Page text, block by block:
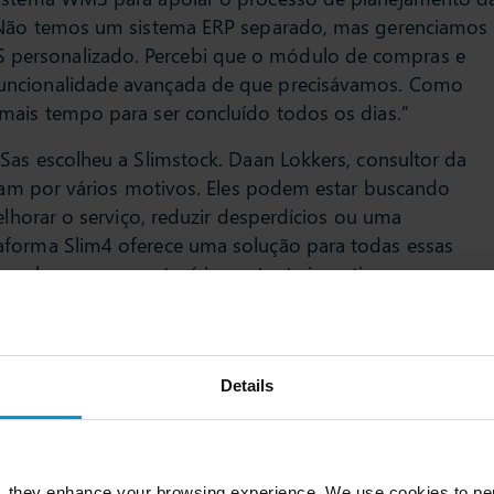
Details
temos um sistema ERP separado, mas gerenciamos
Percebi que o módulo de compras e
avançada de que precisávamos. Como
tempo para ser concluído todos os dias.”
escolheu a Slimstock. Daan Lokkers, consultor da
por vários motivos. Eles podem estar buscando
o serviço, reduzir desperdícios ou uma
Slim4 oferece uma solução para todas essas
sabemos o quanto é importante investir
A Slimstock é reconhecida mundialmente, e mais
Slim4, sendo 100 delas na Bélgica.”
para de surpreender
para o atacadista de frutas e legumes.
estoques e
desperdícios.
£6 milhões
capital de giro
60%+ de
descarte de